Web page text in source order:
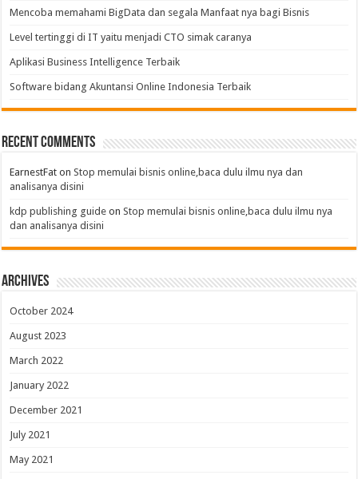
Mencoba memahami BigData dan segala Manfaat nya bagi Bisnis
Level tertinggi di IT yaitu menjadi CTO simak caranya
Aplikasi Business Intelligence Terbaik
Software bidang Akuntansi Online Indonesia Terbaik
Recent Comments
EarnestFat onStop memulai bisnis online,baca dulu ilmu nya dan
analisanya disini
kdp publishing guide onStop memulai bisnis online,baca dulu ilmu nya
dan analisanya disini
Archives
October 2024
August 2023
March 2022
January 2022
December 2021
July 2021
May 2021